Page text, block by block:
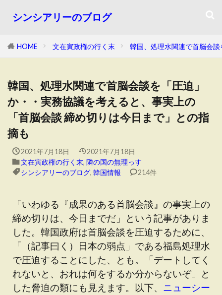
シンシアリーのブログ
HOME 文在寅政権の行く末 韓国、処理水関連で首脳会
韓国、処理水関連で首脳会談を「圧迫」
か・・実務協議を考えると、事実上の
「首脳会談 締め切りは今日まで」との指
摘も
2021年7月18日
2021年7月18日
文在寅政権の行く末, 隣の国の無理っす
シンシアリーのブログ, 韓国情報 214件
「いわゆる『成果のある首脳会談』の事実上の
締め切りは、今日までだ」という記事がありま
した。韓国政府は首脳会談を圧迫するために、
「（記事曰く）日本の弱点」である福島処理水
で圧迫することにした、とも。「デートしてく
れないと、おれは何をするか分からないぞ」と
した脅迫の類にも見えます。以下、 ニューシー